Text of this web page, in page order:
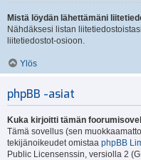
Mistä löydän lähettämäni
Nähdäksesi listan
liitetiedostot-osioon.
Ylös
phpBB -asiat
Kuka kirjoitti tämän
Tämä sovellus (sen
tekijänoikeudet omistaa phpBB
Public Licensenssin, versiolla 2